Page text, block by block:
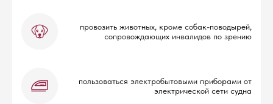
провозить животных, кроме собак-поводырей,
сопровождающих инвалидов по зрению
пользоваться электробытовыми приборами от
электрической сети судна